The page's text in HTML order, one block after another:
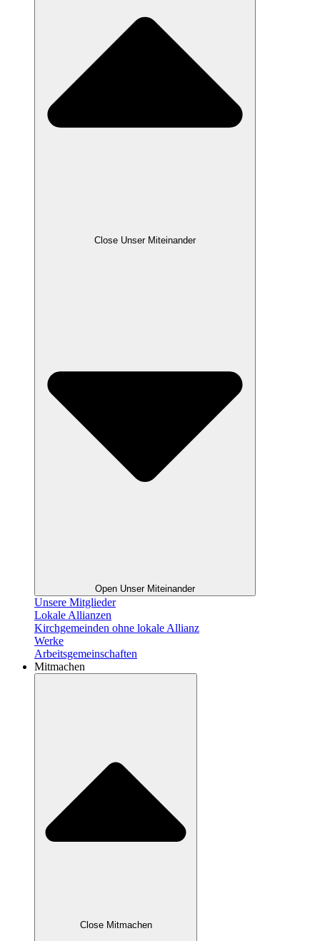
Close Unser Miteinander
Open Unser Miteinander
Unsere Mitglieder
Lokale Allianzen
Kirchgemeinden ohne lokale Allianz
Werke
Arbeitsgemeinschaften
Mitmachen
Close Mitmachen